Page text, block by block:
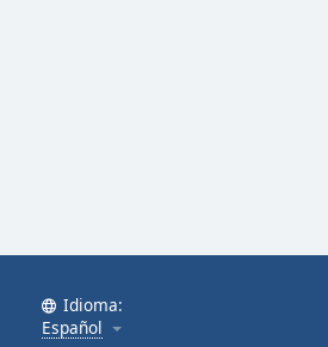
Idioma:
Español